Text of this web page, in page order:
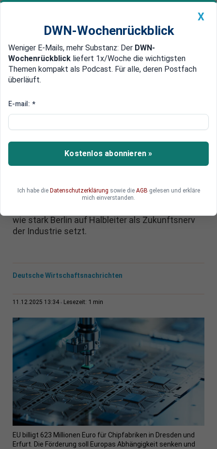
Newsticker MEIN DWN: Geldanlage Premium
Edelmetalle DWN-Magazin China
Halbleiter-Förderung: Dresden
Europa hängt bei Chips weiter an Asien – nun
greift die EU zu einem Milliardenhebel.
Deutschland darf zwei neue Werke in Dresden
verringern und Lieferketten zu stabilisieren. Die
Entscheidung zeigt, wie ernst Brüssel die
wie stark Berlin auf Halbleiter als Zukunftsnerv
der Industrie setzt.
Deutsche Wirtschaftsnachrichten
11.12.2025 13:34 Lesezeit: 1 min
EU billigt 623 Millionen Euro für Chipfabriken in Dresden und
Erfurt. Die Förderung soll Europas Abhängigkeit senken und
X
DWN-Wochenrückblick
Weniger E-Mails, mehr Substanz: Der DWN-
Wochenrückblick liefert 1x/Woche die wichtigsten
Themen kompakt als Podcast. Für alle, deren Postfach
überläuft.
E-mail: *
Kostenlos abonnieren »
Ich habe die Datenschutzerklärung sowie die AGB gelesen und erkläre
mich einverstanden.